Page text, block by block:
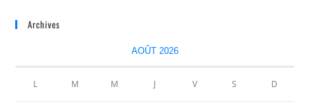
Archives
AOÛT 2026
L M M J V S D